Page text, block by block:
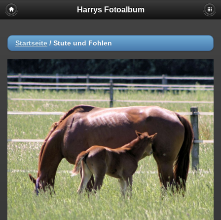
Harrys Fotoalbum
Startseite / Stute und Fohlen